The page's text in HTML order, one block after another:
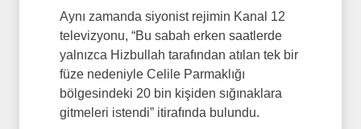
Aynı zamanda siyonist rejimin Kanal 12
televizyonu, “Bu sabah erken saatlerde
yalnızca Hizbullah tarafından atılan tek bir
füze nedeniyle Celile Parmaklığı
bölgesindeki 20 bin kişiden sığınaklara
gitmeleri istendi” itirafında bulundu.